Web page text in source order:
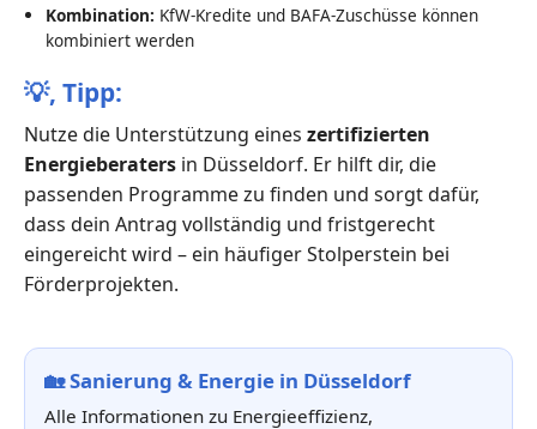
Kombination: KfW-Kredite und BAFA-Zuschüsse können
kombiniert werden
💡, Tipp:
Nutze die Unterstützung eines zertifizierten
Energieberaters in Düsseldorf. Er hilft dir, die
passenden Programme zu finden und sorgt dafür,
dass dein Antrag vollständig und fristgerecht
eingereicht wird – ein häufiger Stolperstein bei
Förderprojekten.
🏡Sanierung & Energie in Düsseldorf
Alle Informationen zu Energieeffizienz,